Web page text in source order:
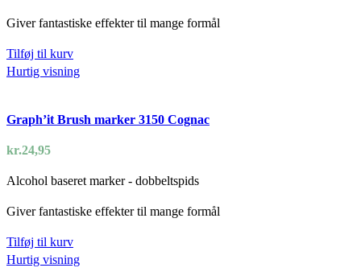
Giver fantastiske effekter til mange formål
Tilføj til kurv
Hurtig visning
Graph’it Brush marker 3150 Cognac
kr.24,95
Alcohol baseret marker - dobbeltspids
Giver fantastiske effekter til mange formål
Tilføj til kurv
Hurtig visning